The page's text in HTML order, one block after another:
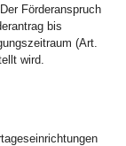
Der Förderanspruch
bis
(Art.
wird.